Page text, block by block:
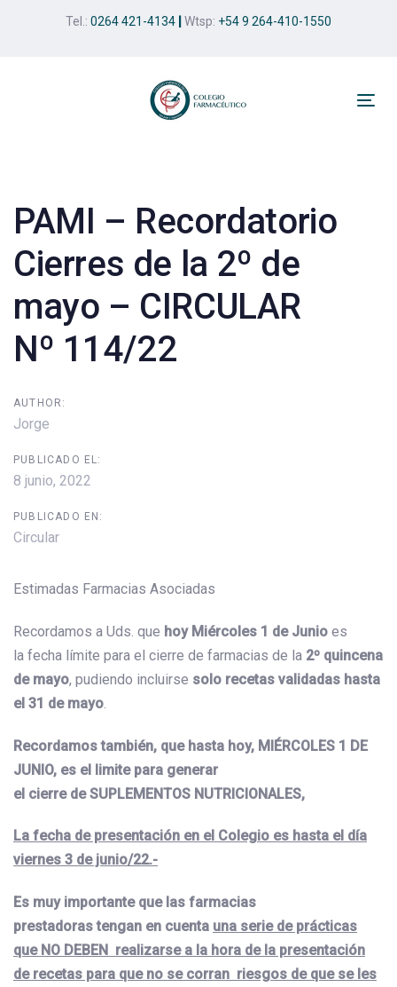
Tel.: 0264 421-4134 Wtsp: +54 9 264-410-1550
PAMI – Recordatorio
Cierres de la 2º de
mayo – CIRCULAR
Nº 114/22
AUTHOR:
Jorge
PUBLICADO EL:
8 junio, 2022
PUBLICADO EN:
Circular
Estimadas Farmacias Asociadas
Recordamos a Uds. que hoy Miércoles 1 de Junio es
la fecha límite para el cierre de farmacias de la 2º quincena
de mayo, pudiendo incluirse solo recetas validadas hasta
el 31 de mayo
Recordamos también, que hasta hoy, MIÉRCOLES 1 DE
JUNIO, es el limite para generar
el cierre de SUPLEMENTOS NUTRICIONALES,
La fecha de presentación en el Colegio es hasta el día
viernes 3 de junio/22.-
Es muy importante que las farmacias
prestadoras tengan en cuenta una serie de prácticas
que NO DEBEN realizarse a la hora de la presentación
de recetas para que no se corran riesgos de que se les
navigation